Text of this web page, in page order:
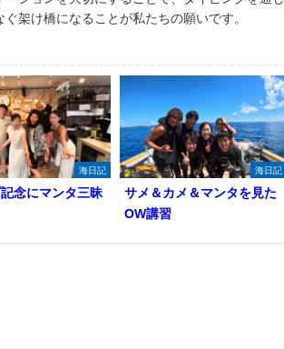
架け橋になることが私たちの願いです。
海日記
念にマンタ三昧
海日記
サメ＆カメ＆マンタを見た
OW講習